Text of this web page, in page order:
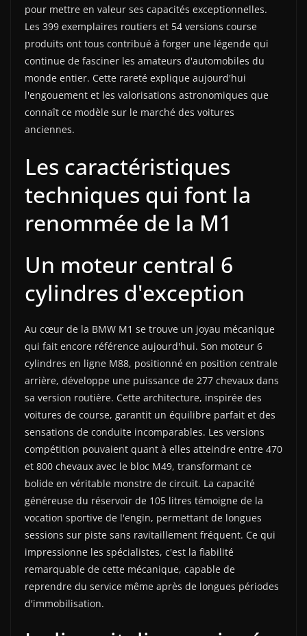
pour mettre en valeur ses capacités exceptionnelles.
Les 399 exemplaires routiers et 54 versions course
produits ont tous contribué à forger une légende qui
continue de fasciner les amateurs d'automobiles du
monde entier. Cette rareté explique aujourd'hui
l'engouement et les valorisations astronomiques que
connaît ce modèle sur le marché des voitures
anciennes.
Les caractéristiques
techniques qui font la
renommée de la M1
Un moteur central 6
cylindres d'exception
Au cœur de la BMW M1 se trouve un joyau mécanique
qui fait encore référence aujourd'hui. Son moteur 6
cylindres en ligne M88, positionné en position centrale
arrière, développe une puissance de 277 chevaux dans
sa version routière. Cette architecture, inspirée des
voitures de course, garantit un équilibre parfait et des
sensations de conduite incomparables. Les versions
compétition pouvaient quant à elles atteindre entre 470
et 800 chevaux avec le bloc M49, transformant ce
bolide en véritable monstre de circuit. La capacité
généreuse du réservoir de 105 litres témoigne de la
vocation sportive de l'engin, permettant de longues
sessions sur piste sans ravitaillement fréquent. Ce qui
impressionne les spécialistes, c'est la fiabilité
remarquable de cette mécanique, capable de
reprendre du service même après de longues périodes
d'immobilisation.